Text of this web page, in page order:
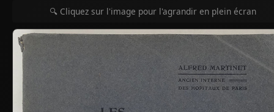
🔍 Cliquez sur l'image pour l'agrandir en plein écran